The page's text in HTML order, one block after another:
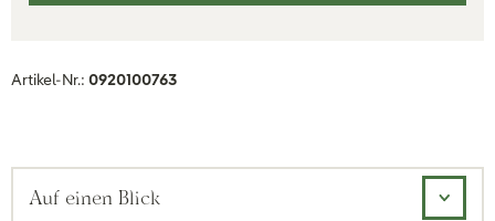
Artikel-Nr.: 0920100763
Auf einen Blick